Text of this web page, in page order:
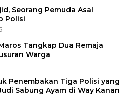
Seorang Pemuda Asal
Polisi
Tangkap Dua Remaja
Warga
Penembakan Tiga Polisi yang
Sabung Ayam di Way Kanan